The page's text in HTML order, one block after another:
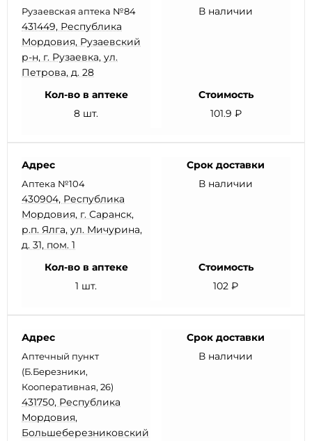
Рузаевская аптека №84
431449, Республика
Мордовия, Рузаевский
р-н, г. Рузаевка, ул.
Петрова, д. 28
В наличии
Кол-во в аптеке
8 шт.
Стоимость
101.9 ₽
Адрес
Аптека №104
430904, Республика
Мордовия, г. Саранск,
р.п. Ялга, ул. Мичурина,
д. 31, пом. 1
Срок доставки
В наличии
Кол-во в аптеке
1 шт.
Стоимость
102 ₽
Адрес
Аптечный пункт
(Б.Березники,
Кооперативная, 26)
431750, Республика
Мордовия,
Большеберезниковский
Срок доставки
В наличии